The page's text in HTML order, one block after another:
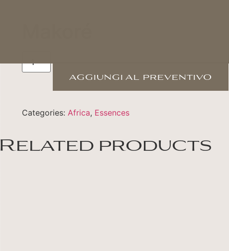
aggiungi al preventivo
Categories: Africa, Essences
Related products